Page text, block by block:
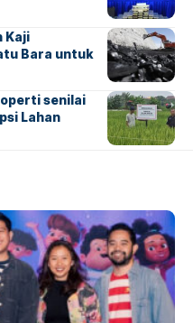
Kaji
Bara untuk
senilai
Lahan